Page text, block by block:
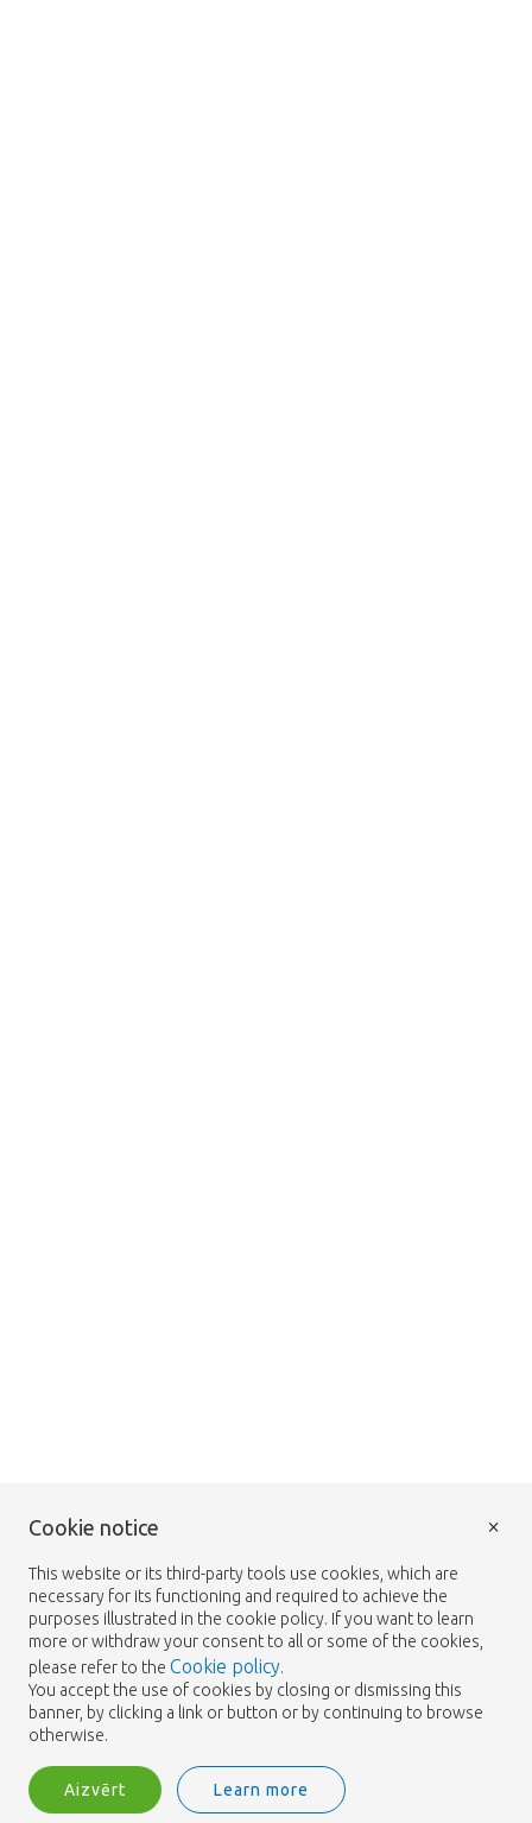
Cookie notice
This website or its third-party tools use cookies, which are
necessary for its functioning and required to achieve the
purposes illustrated in the cookie policy. If you want to learn
more or withdraw your consent to all or some of the cookies,
please refer to the Cookie policy.
You accept the use of cookies by closing or dismissing this
banner, by clicking a link or button or by continuing to browse
otherwise.
Aizvērt Learn more
×